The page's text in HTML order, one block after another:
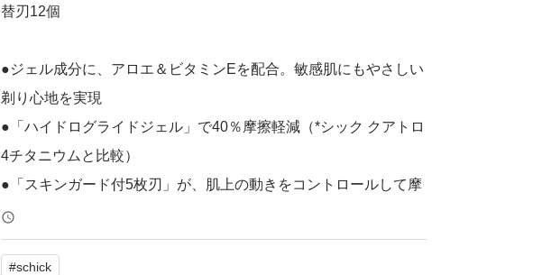
替刃12個
●ジェル成分に、アロエ＆ビタミンEを配合。敏感肌にもやさしい
剃り心地を実現
●「ハイドログライドジェル」で40％摩擦軽減（*シック クアトロ
4チタニウムと比較）
●「スキンガード付5枚刃」が、肌上の動きをコントロールして摩
擦を軽減
●「フリップ式トリマー」で細かい部分も簡単に剃れる
#schick